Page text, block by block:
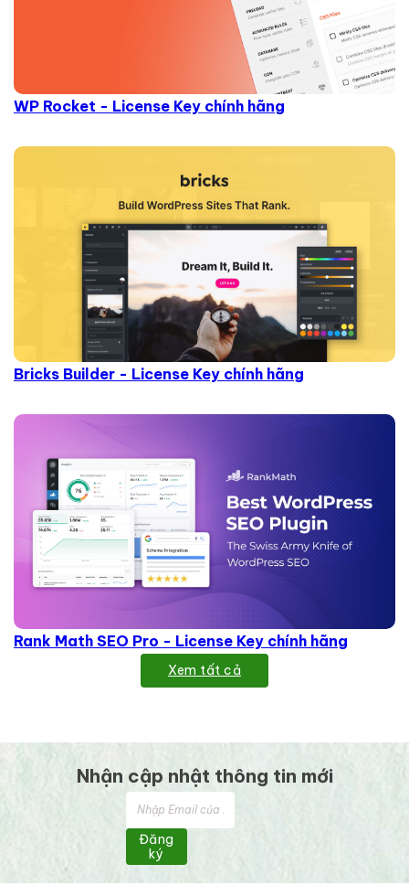
WP Rocket - License Key chính hãng
Bricks Builder - License Key chính hãng
Rank Math SEO Pro - License Key chính hãng
Xem tất cả
Nhận cập nhật thông tin mới
Đăng
ký